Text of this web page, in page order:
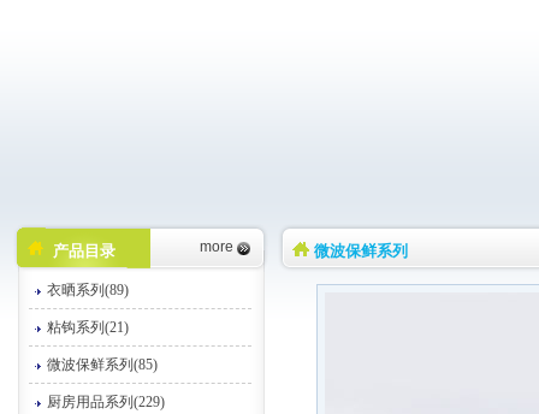
产品目录 more
衣晒系列(89)
粘钩系列(21)
微波保鲜系列(85)
厨房用品系列(229)
微波保鲜系列